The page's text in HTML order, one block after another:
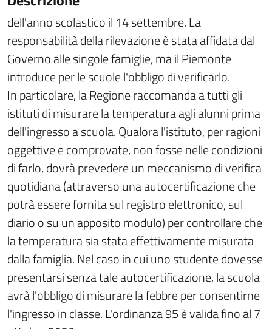
dell'anno scolastico il 14 settembre. La
responsabilità della rilevazione è stata affidata dal
Governo alle singole famiglie, ma il Piemonte
introduce per le scuole l'obbligo di verificarlo.
In particolare, la Regione raccomanda a tutti gli
istituti di misurare la temperatura agli alunni prima
dell'ingresso a scuola. Qualora l'istituto, per ragioni
oggettive e comprovate, non fosse nelle condizioni
di farlo, dovrà prevedere un meccanismo di verifica
quotidiana (attraverso una autocertificazione che
potrà essere fornita sul registro elettronico, sul
diario o su un apposito modulo) per controllare che
la temperatura sia stata effettivamente misurata
dalla famiglia. Nel caso in cui uno studente dovesse
presentarsi senza tale autocertificazione, la scuola
avrà l'obbligo di misurare la febbre per consentirne
l'ingresso in classe. L'ordinanza 95 è valida fino al 7